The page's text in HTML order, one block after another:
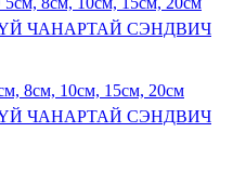
10см, 15см, 20см
ЧАНАРТАЙ СЭНДВИЧ